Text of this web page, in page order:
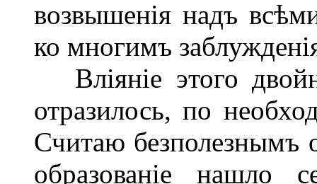
возвышенія надъ
ко многимъ
Вліяніе этого
отразилось, по
Считаю безполезнымъ
образованіе нашло